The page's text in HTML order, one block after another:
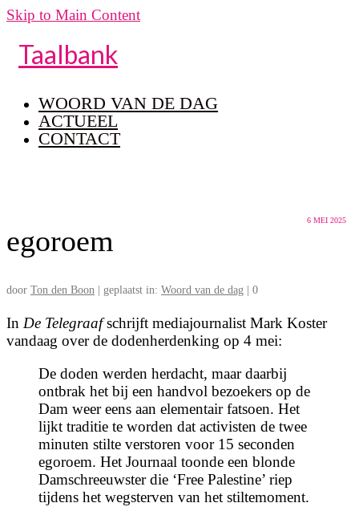
Skip to Main Content
Taalbank
WOORD VAN DE DAG
ACTUEEL
CONTACT
6 MEI 2025
egoroem
door Ton den Boon geplaatst in: Woord van de dag 0
In De Telegraafschrijft mediajournalist Mark Koster
vandaag over de dodenherdenking op 4 mei:
De doden werden herdacht, maar daarbij
ontbrak het bij een handvol bezoekers op de
Dam weer eens aan elementair fatsoen. Het
lijkt traditie te worden dat activisten de twee
minuten stilte verstoren voor 15 seconden
egoroem. Het Journaal toonde een blonde
Damschreeuwster die ‘Free Palestine’ riep
tijdens het wegsterven van het stiltemoment.